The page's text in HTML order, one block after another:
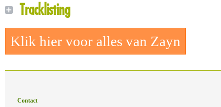
Tracklisting
Klik hier voor alles van Zayn
Contact